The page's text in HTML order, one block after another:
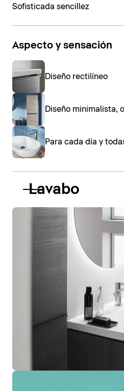
Sofisticada sencillez
Aspecto y sensación
Diseño rectilíneo
Diseño minimalista,
Para cada día y
Lavabo